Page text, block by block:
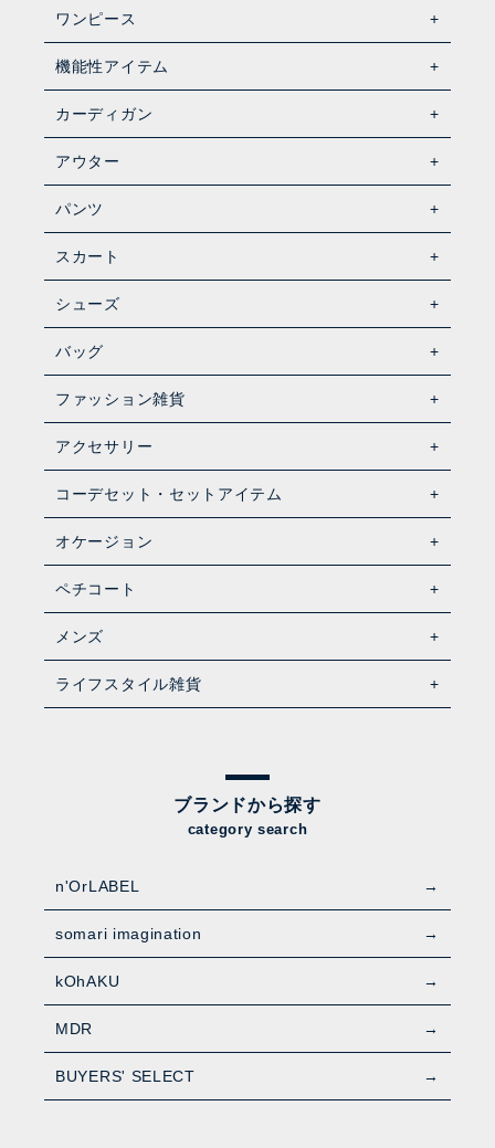
ワンピース
機能性アイテム
カーディガン
アウター
パンツ
スカート
シューズ
バッグ
ファッション雑貨
アクセサリー
コーデセット・セットアイテム
オケージョン
ペチコート
メンズ
ライフスタイル雑貨
ブランドから探す
category search
n'OrLABEL
somari imagination
kOhAKU
MDR
BUYERS' SELECT